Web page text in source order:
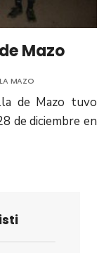
Mazo
MAZO
de Mazo tuvo
de diciembre en